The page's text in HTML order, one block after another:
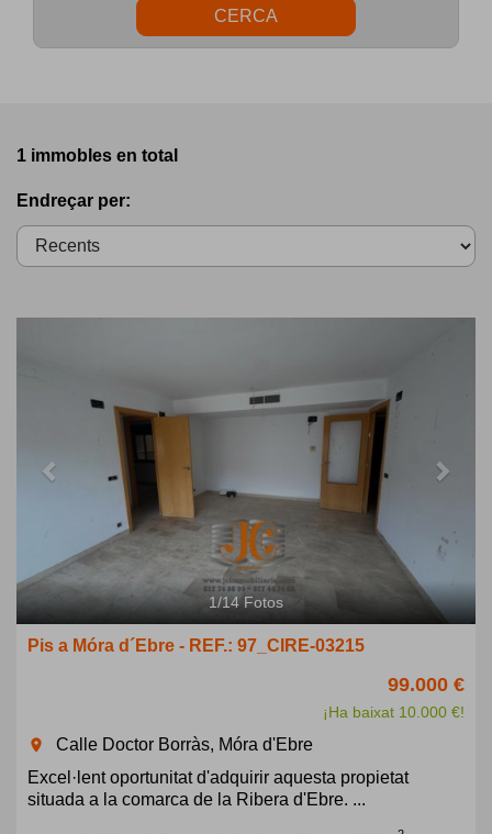
CERCA
1 immobles en total
Endreçar per:
1/14Fotos
Pis a Móra d´Ebre - REF.: 97_CIRE-03215
99.000 €
¡Ha baixat 10.000 €!
room
Calle Doctor Borràs, Móra d'Ebre
Excel·lent oportunitat d'adquirir aquesta propietat
situada a la comarca de la Ribera d'Ebre. ...